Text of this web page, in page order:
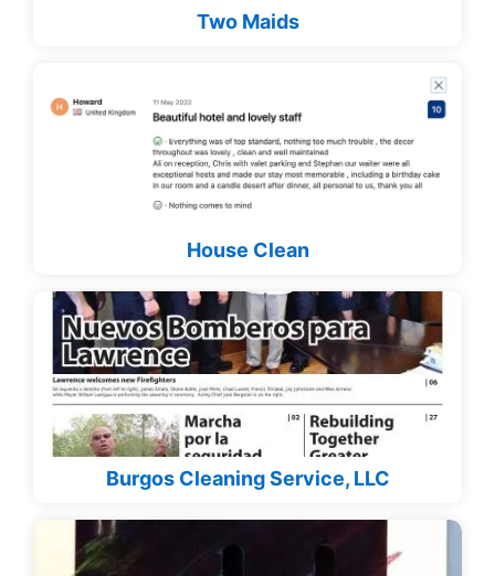
Two Maids
House Clean
Burgos Cleaning Service, LLC